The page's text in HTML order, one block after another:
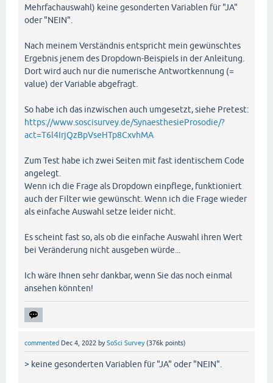
Mehrfachauswahl) keine gesonderten Variablen für "JA"
oder "NEIN".
Nach meinem Verständnis entspricht mein gewünschtes
Ergebnis jenem des Dropdown-Beispiels in der Anleitung.
Dort wird auch nur die numerische Antwortkennung (=
value) der Variable abgefragt.
So habe ich das inzwischen auch umgesetzt, siehe Pretest:
https://www.soscisurvey.de/SynaesthesieProsodie/?
act=T6l4IrjQzBpVseHTp8CxvhMA
Zum Test habe ich zwei Seiten mit fast identischem Code
angelegt.
Wenn ich die Frage als Dropdown einpflege, funktioniert
auch der Filter wie gewünscht. Wenn ich die Frage wieder
als einfache Auswahl setze leider nicht.
Es scheint fast so, als ob die einfache Auswahl ihren Wert
bei Veränderung nicht ausgeben würde...
Ich wäre Ihnen sehr dankbar, wenn Sie das noch einmal
ansehen könnten!
commented Dec 4, 2022 bySoSci Survey (376k points)
> keine gesonderten Variablen für "JA" oder "NEIN".